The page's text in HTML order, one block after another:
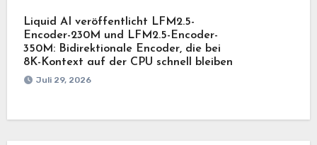
Liquid AI veröffentlicht LFM2.5-
Encoder-230M und LFM2.5-Encoder-
350M: Bidirektionale Encoder, die bei
8K-Kontext auf der CPU schnell bleiben
Juli 29, 2026